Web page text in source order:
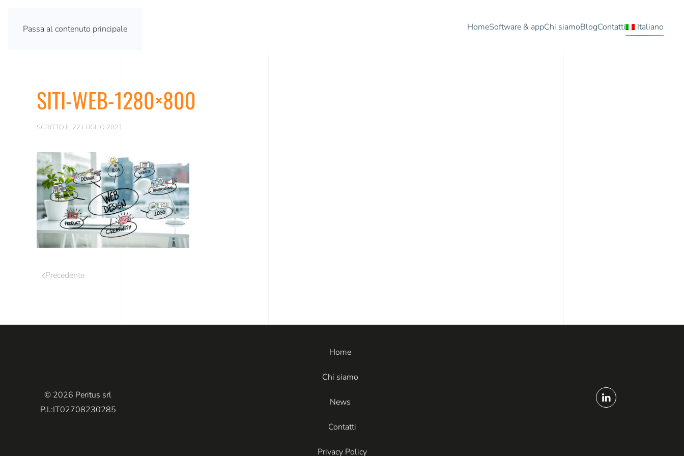
Passa al contenuto principale HomeSoftware & appChi siamoBlogContatti Italiano
SITI-WEB-1280×800
SCRITTO IL 22 LUGLIO 2021.
Precedente
© 2026 Peritus srl
P.I.:IT02708230285
Home
Chi siamo
News
Contatti
Privacy Policy